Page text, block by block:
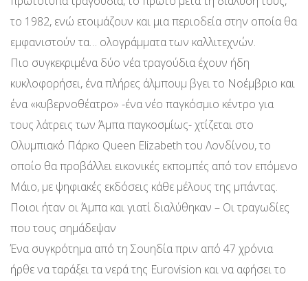
το 1982, ενώ ετοιμάζουν και μια περιοδεία στην οποία θα
εμφανιστούν τα… ολογράμματα των καλλιτεχνών.
Πιο συγκεκριμένα δύο νέα τραγούδια έχουν ήδη
κυκλοφορήσει, ένα πλήρες άλμπουμ βγει το Νοέμβριο και
ένα «κυβερνοθέατρο» -ένα νέο παγκόσμιο κέντρο για
τους λάτρεις των Άμπα παγκοσμίως- χτίζεται στο
Ολυμπιακό Πάρκο Queen Elizabeth του Λονδίνου, το
οποίο θα προβάλλει εικονικές εκπομπές από τον επόμενο
Μάιο, με ψηφιακές εκδόσεις κάθε μέλους της μπάντας.
Ποιοι ήταν οι Άμπα και γιατί διαλύθηκαν – Οι τραγωδίες
που τους σημάδεψαν
Ένα συγκρότημα από τη Σουηδία πριν από 47 χρόνια
ήρθε να ταράξει τα νερά της Eurovision και να αφήσει το